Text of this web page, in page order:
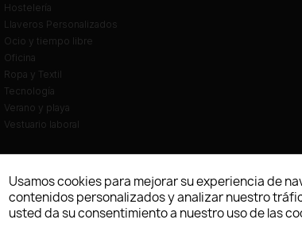
Hostelería
Llaveros Personalizados
Ocio y tiempo libre
Oficina
Ropa y Textil
Tecnología
Verano y playa
Vestuario laboral
- 2026
Usamos cookies para mejorar su experiencia de
contenidos personalizados y analizar nuestro
usted da su consentimiento a nuestro uso de las